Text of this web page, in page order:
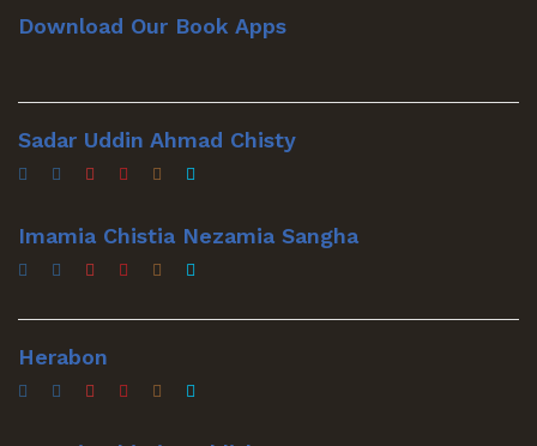
Download Our Book Apps
Sadar Uddin Ahmad Chisty
Imamia Chistia Nezamia Sangha
Herabon